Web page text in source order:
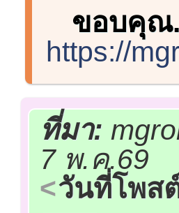
ขอบคุณ
https://
ที่มา:
7 พ.ค.69
วันที่โพส